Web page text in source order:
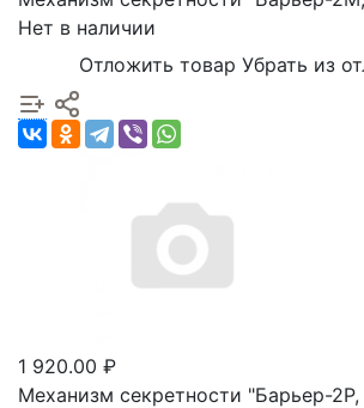
Нет в наличии
Отложить товар Убрать из
1 920.00 ₽
Механизм секретности "Барьер-